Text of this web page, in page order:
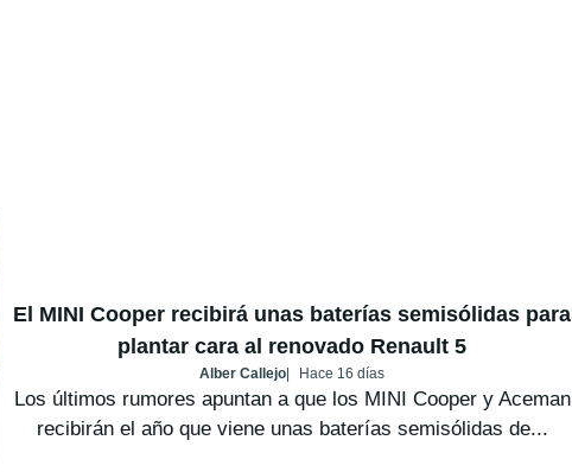
El MINI Cooper recibirá unas baterías semisólidas para
plantar cara al renovado Renault 5
Alber Callejo Hace 16 días
Los últimos rumores apuntan a que los MINI Cooper y Aceman
recibirán el año que viene unas baterías semisólidas de...